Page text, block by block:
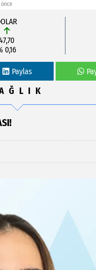
0,16
Paylas